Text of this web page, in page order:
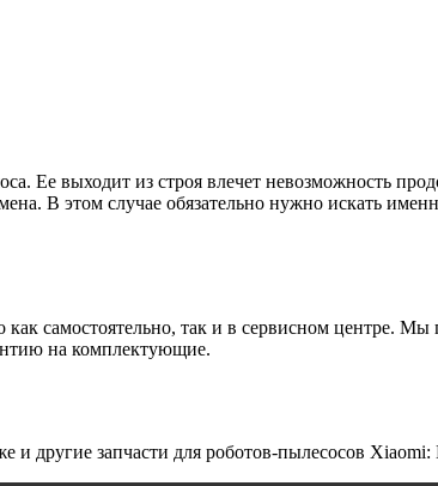
Ее выходит из строя влечет невозможность
В этом случае обязательно нужно искать
самостоятельно, так и в сервисном центре. Мы
на комплектующие.
и другие запчасти для роботов-пылесосов